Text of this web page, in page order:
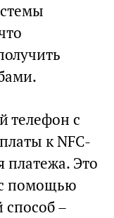
телефон с
к NFC-
платежа. Это
помощью
–